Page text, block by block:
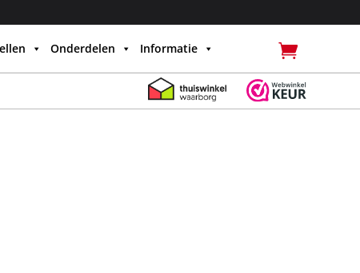
Onderdelen Informatie